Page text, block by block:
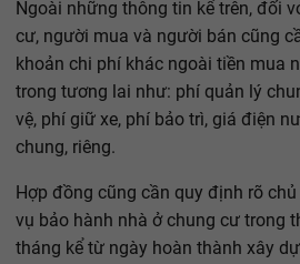
Ngoài những thông tin kể trên, đối
cư, người mua và người bán cũng
khoản chi phí khác ngoài tiền mua
trong tương lai như: phí quản lý
vệ, phí giữ xe, phí bảo trì, giá điện
chung, riêng.
Hợp đồng cũng cần quy định rõ
vụ bảo hành nhà ở chung cư trong
tháng kể từ ngày hoàn thành xây